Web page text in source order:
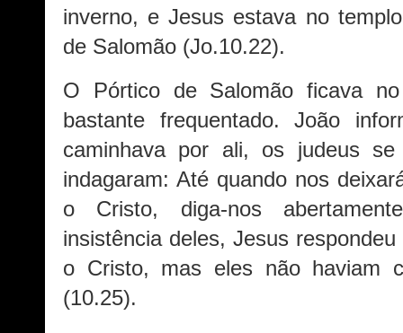
inverno, e Jesus estava no
de Salomão (Jo.10.22).
O Pórtico de Salomão ficava
bastante frequentado. João
caminhava por ali, os judeus
indagaram: Até quando nos
o Cristo, diga-nos
insistência deles, Jesus
o Cristo, mas eles não haviam
(10.25).